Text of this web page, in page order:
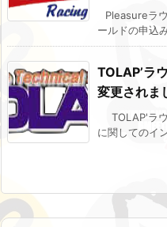
Pleasureラ
ールドの申込
TOLAP’ラ
変更されま
TOLAP'ラ
に関してのイ